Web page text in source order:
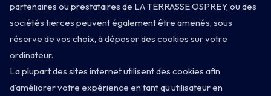
partenaires ou prestataires de LA TERRASSE OSPREY, ou des
sociétés tierces peuvent également être amenés, sous
réserve de vos choix, à déposer des cookies sur votre
ordinateur.
La plupart des sites internet utilisent des cookies afin
d’améliorer votre expérience en tant qu’utilisateur en